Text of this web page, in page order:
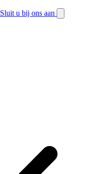
Sluit u bij ons aan